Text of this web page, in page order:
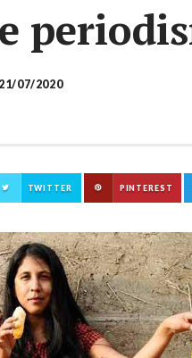
21/07/2020
TWITTER PINTEREST